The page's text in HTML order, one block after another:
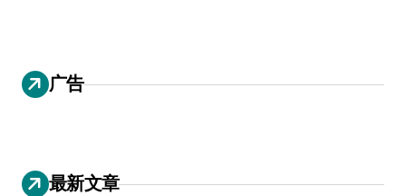
广告
最新文章